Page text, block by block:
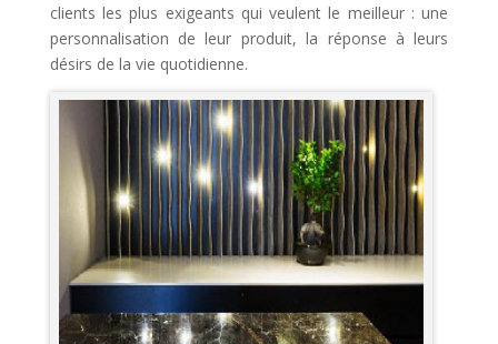
clients les plus exigeants qui veulent le meilleur : une
personnalisation de leur produit, la réponse à leurs
désirs de la vie quotidienne.